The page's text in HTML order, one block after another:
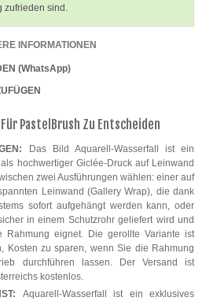
zufrieden sind.
INFORMATIONEN
(WhatsApp)
PastelBrush Zu Entscheiden
Das Bild Aquarell-Wasserfall ist ein
hochwertiger Giclée-Druck auf Leinwand
zwei Ausführungen wählen: einer auf
Leinwand (Gallery Wrap), die dank
sofort aufgehängt werden kann, oder
in einem Schutzrohr geliefert wird und
eignet. Die gerollte Variante ist
Kosten zu sparen, wenn Sie die Rahmung
durchführen lassen. Der Versand ist
kostenlos.
Aquarell-Wasserfall ist ein exklusives